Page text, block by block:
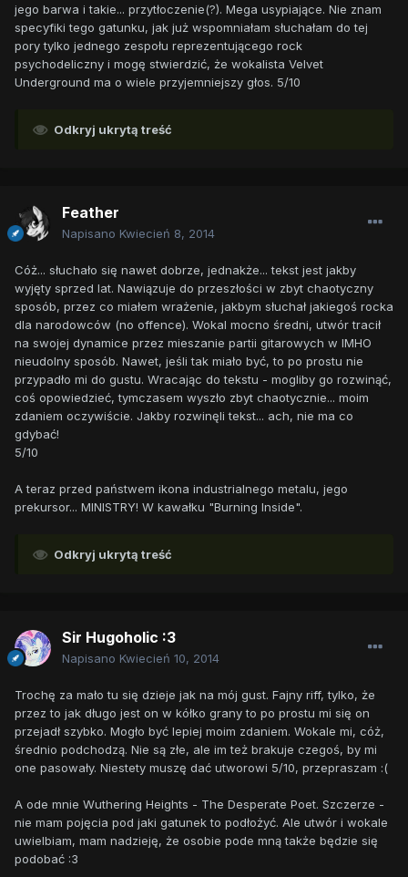
jego barwa i takie... przytłoczenie(?). Mega usypiające. Nie znam
specyfiki tego gatunku, jak już wspomniałam słuchałam do tej
pory tylko jednego zespołu reprezentującego rock
psychodeliczny i mogę stwierdzić, że wokalista Velvet
Underground ma o wiele przyjemniejszy głos. 5/10
Odkryj ukrytą treść
Feather
Napisano Kwiecień 8, 2014
Cóż... słuchało się nawet dobrze, jednakże... tekst jest jakby
wyjęty sprzed lat. Nawiązuje do przeszłości w zbyt chaotyczny
sposób, przez co miałem wrażenie, jakbym słuchał jakiegoś rocka
dla narodowców (no offence). Wokal mocno średni, utwór tracił
na swojej dynamice przez mieszanie partii gitarowych w IMHO
nieudolny sposób. Nawet, jeśli tak miało być, to po prostu nie
przypadło mi do gustu. Wracając do tekstu - mogliby go rozwinąć,
coś opowiedzieć, tymczasem wyszło zbyt chaotycznie... moim
zdaniem oczywiście. Jakby rozwinęli tekst... ach, nie ma co
gdybać!
5/10
A teraz przed państwem ikona industrialnego metalu, jego
prekursor... MINISTRY! W kawałku "Burning Inside".
Odkryj ukrytą treść
Sir Hugoholic :3
Napisano Kwiecień 10, 2014
Trochę za mało tu się dzieje jak na mój gust. Fajny riff, tylko, że
przez to jak długo jest on w kółko grany to po prostu mi się on
przejadł szybko. Mogło być lepiej moim zdaniem. Wokale mi, cóż,
średnio podchodzą. Nie są złe, ale im też brakuje czegoś, by mi
one pasowały. Niestety muszę dać utworowi 5/10, przepraszam :(
A ode mnie Wuthering Heights - The Desperate Poet. Szczerze -
nie mam pojęcia pod jaki gatunek to podłożyć. Ale utwór i wokale
uwielbiam, mam nadzieję, że osobie pode mną także będzie się
podobać :3